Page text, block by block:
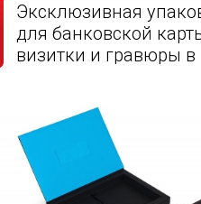
Эксклюзивная
для банковской
визитки и гравюры в